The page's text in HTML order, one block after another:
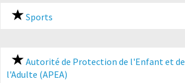
Sports
Autorité de Protection de l'Enfant et de
l'Adulte (APEA)